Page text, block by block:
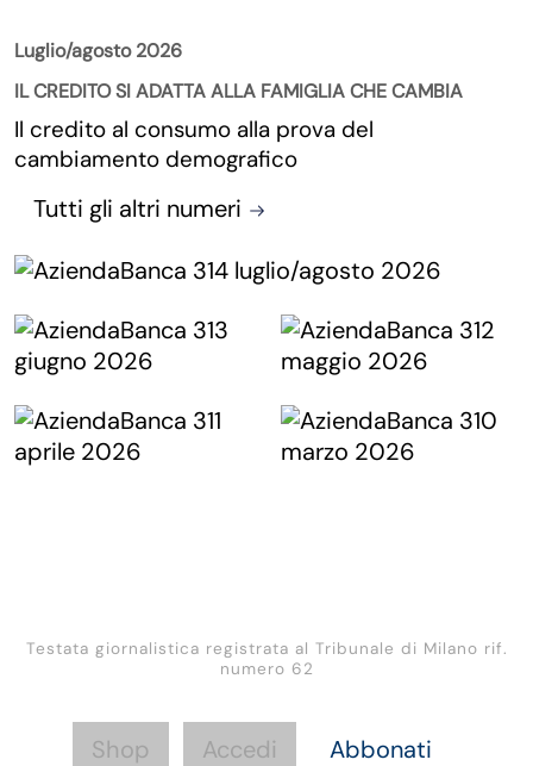
Luglio/agosto 2026
IL CREDITO SI ADATTA ALLA FAMIGLIA CHE CAMBIA
Il credito al consumo alla prova del
cambiamento demografico
Tutti gli altri numeri
Testata giornalistica registrata al Tribunale di Milano rif.
numero 62
Shop Accedi Abbonati